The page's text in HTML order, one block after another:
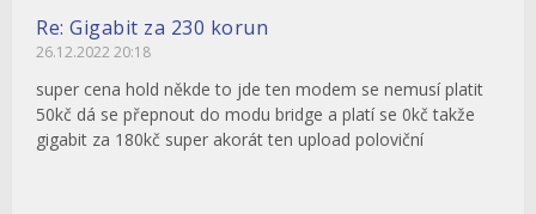
Re: Gigabit za 230 korun
26.12.2022 20:18
super cena hold někde to jde ten modem se nemusí platit
50kč dá se přepnout do modu bridge a platí se 0kč takže
gigabit za 180kč super akorát ten upload poloviční